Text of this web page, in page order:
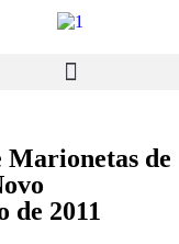
Marionetas de
de 2011